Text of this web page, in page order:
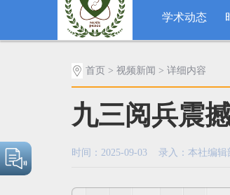
学术动态
首页 > 视频新闻 > 详细内容
九三阅兵震
时间：2025-09-03 录入：本社编辑